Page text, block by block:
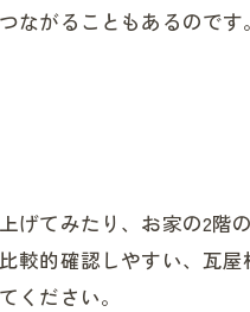
がることもあるのです。
てみたり、お家の2階
較的確認しやすい、瓦
ください。